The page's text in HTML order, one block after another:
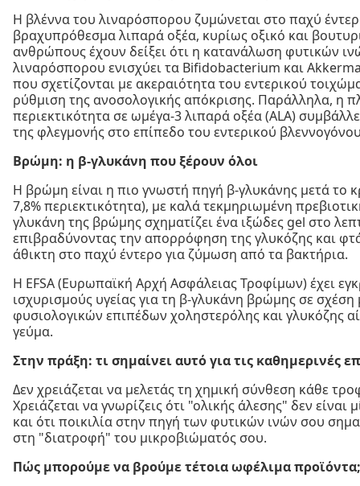
Η βλέννα του λιναρόσπορου ζυμώνεται στο παχύ
βραχυπρόθεσμα λιπαρά οξέα, κυρίως οξικό και
ανθρώπους έχουν δείξει ότι η κατανάλωση φυτικών
λιναρόσπορου ενισχύει τα Bifidobacterium και
που σχετίζονται με ακεραιότητα του εντερικού
ρύθμιση της ανοσολογικής απόκρισης. Παράλληλα, η
περιεκτικότητα σε ωμέγα-3 λιπαρά οξέα (ALA)
της φλεγμονής στο επίπεδο του εντερικού
Βρώμη: η β-γλυκάνη που ξέρουν όλοι
Η βρώμη είναι η πιο γνωστή πηγή β-γλυκάνης μετά το
7,8% περιεκτικότητα), με καλά τεκμηριωμένη
γλυκάνη της βρώμης σχηματίζει ένα ιξώδες gel στο
επιβραδύνοντας την απορρόφηση της γλυκόζης και
άθικτη στο παχύ έντερο για ζύμωση από τα βακτήρια.
Η EFSA (Ευρωπαϊκή Αρχή Ασφάλειας Τροφίμων) έχει
ισχυρισμούς υγείας για τη β-γλυκάνη βρώμης σε
φυσιολογικών επιπέδων χοληστερόλης και γλυκόζης
γεύμα.
Στην πράξη: τι σημαίνει αυτό για τις καθημερινές
Δεν χρειάζεται να μελετάς τη χημική σύνθεση κάθε
Χρειάζεται να γνωρίζεις ότι "ολικής άλεσης" δεν είναι
και ότι ποικιλία στην πηγή των φυτικών ινών σου
στη "διατροφή" του μικροβιώματός σου.
Πώς μπορούμε να βρούμε τέτοια ωφέλιμα